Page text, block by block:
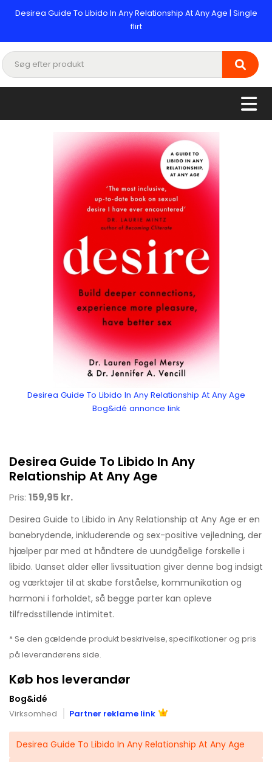
Desirea Guide To Libido In Any Relationship At Any Age | Single
flirt
Desirea Guide To Libido In Any Relationship At Any Age
Bog&idé annonce link
Desirea Guide To Libido In Any
Relationship At Any Age
Pris: 159,95 kr.
Desirea Guide to Libido in Any Relationship at Any Age er en
banebrydende, inkluderende og sex-positive vejledning, der
hjælper par med at håndtere de uundgåelige forskelle i
libido. Uanset alder eller livssituation giver denne bog indsigt
og værktøjer til at skabe forståelse, kommunikation og
harmoni i forholdet, så begge parter kan opleve
tilfredsstillende intimitet.
* Se den gældende produkt beskrivelse, specifikationer og pris
på leverandørens side.
Køb hos leverandør
Bog&idé
Virksomhed Partner reklame link
Desirea Guide To Libido In Any Relationship At Any Age